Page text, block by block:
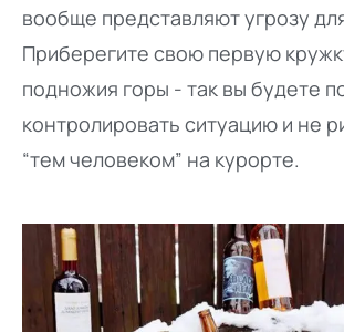
вообще представляют угрозу
Приберегите свою первую
подножия горы - так вы будете
контролировать ситуацию и не
“тем человеком” на курорте.